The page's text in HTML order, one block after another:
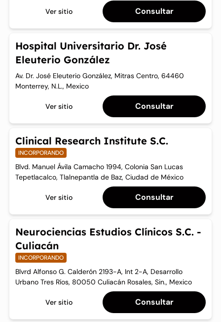
Ver sitio Consultar
Hospital Universitario Dr. José
Eleuterio González
Av. Dr. José Eleuterio González, Mitras Centro, 64460
Monterrey, N.L., Mexico
Ver sitio Consultar
Clinical Research Institute S.C.
INCORPORANDO
Blvd. Manuel Ávila Camacho 1994, Colonia San Lucas
Tepetlacalco, Tlalnepantla de Baz, Ciudad de México
Ver sitio Consultar
Neurociencias Estudios Clínicos S.C. -
Culiacán
INCORPORANDO
Blvrd Alfonso G. Calderón 2193-A, Int 2-A, Desarrollo
Urbano Tres Ríos, 80050 Culiacán Rosales, Sin., Mexico
Ver sitio Consultar